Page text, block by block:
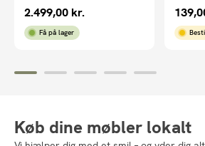
2.499,00 kr.
Få på lager
Køb dine møbler lokalt